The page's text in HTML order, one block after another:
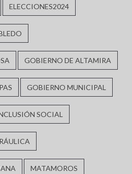
ELECCIONES2024
GOBIERNO DE ALTAMIRA
GOBIERNO MUNICIPAL
SOCIAL
MATAMOROS